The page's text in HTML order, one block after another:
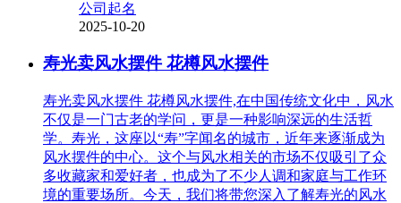
公司起名
2025-10-20
寿光卖风水摆件 花樽风水摆件
寿光卖风水摆件 花樽风水摆件,在中国传统文化中，风水
不仅是一门古老的学问，更是一种影响深远的生活哲
学。寿光，这座以“寿”字闻名的城市，近年来逐渐成为
风水摆件的中心。这个与风水相关的市场不仅吸引了众
多收藏家和爱好者，也成为了不少人调和家庭与工作环
境的重要场所。今天，我们将带您深入了解寿光的风水